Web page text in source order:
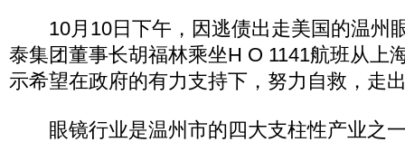
10月10日下午，因逃债出走美国的温州
泰集团董事长胡福林乘坐H O 1141航班从上
示希望在政府的有力支持下，努力自救，走
眼镜行业是温州市的四大支柱性产业之